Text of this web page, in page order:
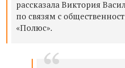
рассказала Виктория
по связям с
«Полюс».